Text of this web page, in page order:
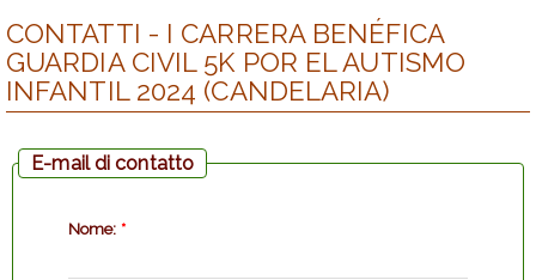
CONTATTI - I CARRERA BENÉFICA
GUARDIA CIVIL 5K POR EL AUTISMO
INFANTIL 2024 (CANDELARIA)
E-mail di contatto
Nome: *